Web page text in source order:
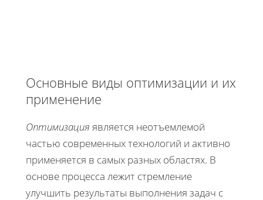
Основные виды оптимизации и их
применение
Оптимизация является неотъемлемой
частью современных технологий и активно
применяется в самых разных областях. В
основе процесса лежит стремление
улучшить результаты выполнения задач с